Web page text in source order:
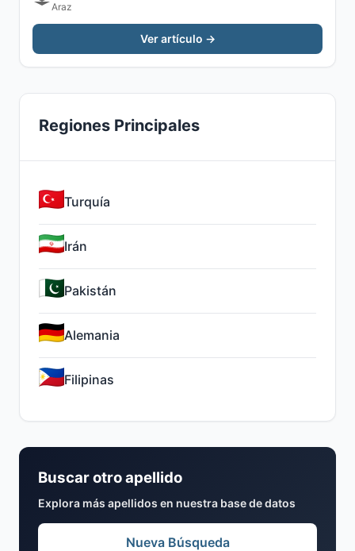
Araz
Ver artículo →
Regiones Principales
Turquía
Irán
Pakistán
Alemania
Filipinas
Buscar otro apellido
Explora más apellidos en nuestra base de datos
Nueva Búsqueda